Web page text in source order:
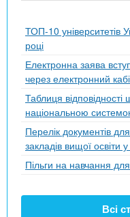
ТОП-10 університетів
році
Електронна заява
через електронний
Таблиця
національною
Перелік документів
закладів вищої освіти
Пільги на навчання
Всі